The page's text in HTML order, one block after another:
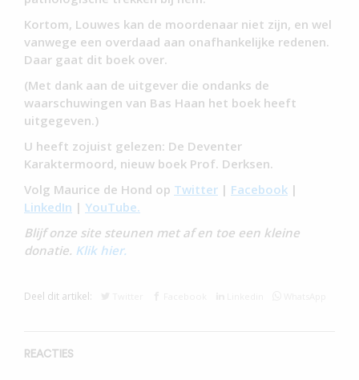
Kortom, Louwes kan de moordenaar niet zijn, en wel
vanwege een overdaad aan onafhankelijke redenen.
Daar gaat dit boek over.
(Met dank aan de uitgever die ondanks de
waarschuwingen van Bas Haan het boek heeft
uitgegeven.)
U heeft zojuist gelezen: De Deventer
Karaktermoord, nieuw boek Prof. Derksen.
Volg Maurice de Hond op Twitter | Facebook |
LinkedIn | YouTube.
Blijf onze site steunen met af en toe een kleine
donatie. Klik hier.
Deel dit artikel:
REACTIES